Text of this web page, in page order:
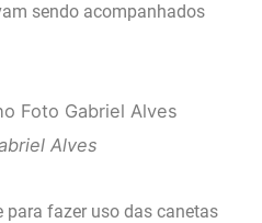
sendo acompanhados
Alves
para fazer uso das canetas